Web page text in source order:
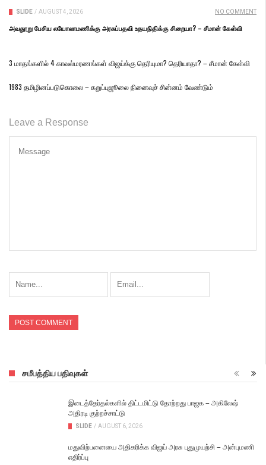
SLIDE / AUGUST 4, 2026 NO COMMENT
அவதூறு பேசிய லயோலாமணிக்கு அரசுப்பதவி உதயநிதிக்கு சிறையா? – சீமான் கேள்வி
3 மாதங்களில் 4 காவல்மரணங்கள் விஜய்க்கு தெரியுமா? தெரியாதா? – சீமான் கேள்வி
1983 தமிழினப்படுகொலை – கறுப்புஜூலை நினைவுச் சின்னம் வேண்டும்
Leave a Response
சமீபத்திய பதிவுகள்
இடைத்தேர்தல்களில் திட்டமிட்டு தோற்றது பாஜக – அகிலேஷ்
அதிரடி குற்றச்சாட்டு
SLIDE / AUGUST 6, 2026
மதுவிற்பனையை அதிகரிக்க விஜய் அரசு புதுமுயற்சி – அன்புமணி
எதிர்ப்பு